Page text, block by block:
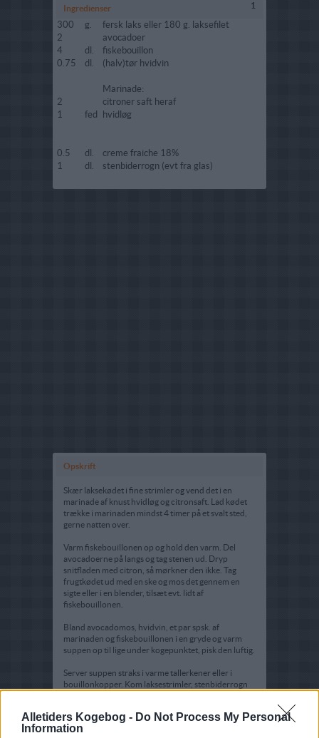
Alletiders Kogebog - Do Not Process My Personal
Information
Ingredienser 1
300 g.
fersk laks eller 180 g. laksefilet
2
avocadoer
4
dl.
fiskebouillon
0.75
dl. (halv)tør hvidvin
Marinade:
2
citroner saft heraf
1
fed hvidløg
0.5 dl.
creme fraiche 18%
1
dl. stenbiderrogn (evt fra glas)
Opskrift
Skær laksekødet i fine strimler og vend det i en
marinade af knust hvidløg og citronsaft. Lad kødet
trække i marinaden mindst 4 timer på et svalt sted,
gerne natten over.
Varm fiskebouillonen op og hold den varm. Del
avocadoerne på langs og tag stenen ud. Dryp
snitfladen med citron, så mørkner den ikke. Tag
frugtkødet ud med en ske og mos det gennem en
sigte eller i en blender, tilsæt evt. lidt af
fiskebouillonen.
Bland avocadomos, hvidvin, et par spsk. af
marinaden og fiskebouillonen i en gryde og varm
suppen op til lige under kogepunktet, pisk den luftig.
Server suppen straks i varme tallerkener eller i
bouillonkopper. Kom laksestrimler, stenbiderrogn
Tips: